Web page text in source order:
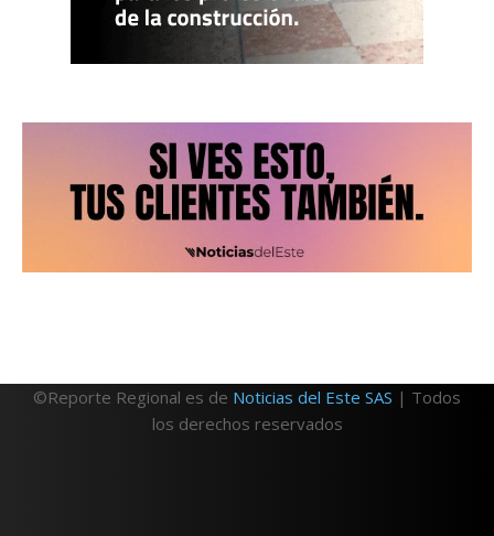
©Reporte Regional es de Noticias del Este SAS | Todos
los derechos reservados